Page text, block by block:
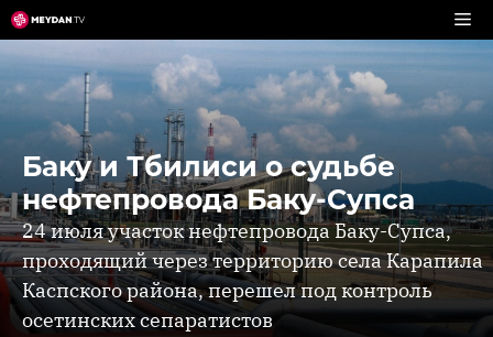
Перейти
к
содержимому
Баку и Тбилиси о судьбе
нефтепровода Баку-Супса
24 июля участок нефтепровода Баку-Супса,
проходящий через территорию села Карапила
Каспского района, перешел под контроль
осетинских сепаратистов